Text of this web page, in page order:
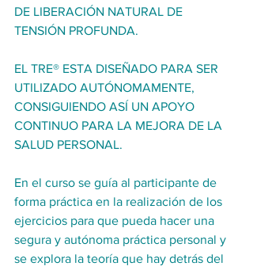
DE LIBERACIÓN NATURAL DE
TENSIÓN PROFUNDA.
EL TRE® ESTA DISEÑADO PARA SER
UTILIZADO AUTÓNOMAMENTE,
CONSIGUIENDO ASÍ UN APOYO
CONTINUO PARA LA MEJORA DE LA
SALUD PERSONAL.
En el curso se guía al participante de
forma práctica en la realización de los
ejercicios para que pueda hacer una
segura y autónoma práctica personal y
se explora la teoría que hay detrás del